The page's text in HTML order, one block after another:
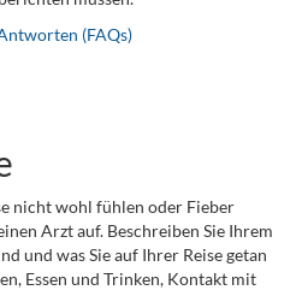
(FAQs)
nicht wohl fühlen oder Fieber
Arzt auf. Beschreiben Sie Ihrem
und was Sie auf Ihrer Reise getan
Essen und Trinken, Kontakt mit